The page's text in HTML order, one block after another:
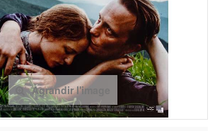
Agrandir l'image